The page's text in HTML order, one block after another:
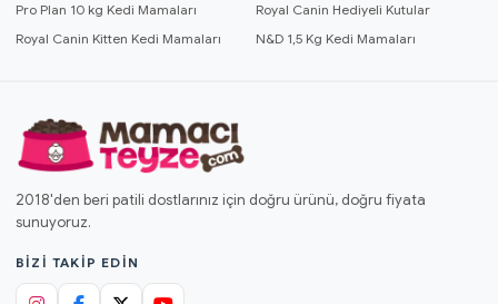
Pro Plan 10 kg Kedi Mamaları
Royal Canin Hediyeli Kutular
Royal Canin Kitten Kedi Mamaları
N&D 1,5 Kg Kedi Mamaları
2018'den beri patili dostlarınız için doğru ürünü, doğru fiyata
sunuyoruz.
BIZI TAKIP EDIN